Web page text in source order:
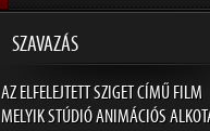
SZAVAZÁS
AZ ELFELEJTETT SZIGET CÍMŰ FILM
MELYIK STÚDIÓ ANIMÁCIÓS